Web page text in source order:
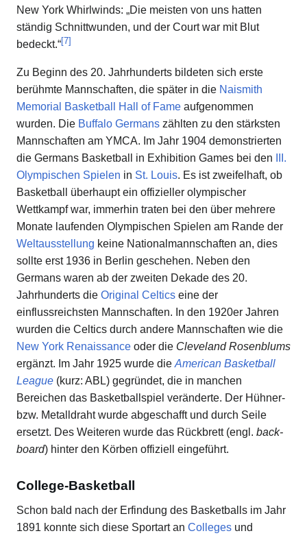
New York Whirlwinds: „Die meisten von uns hatten
ständig Schnittwunden, und der Court war mit Blut
bedeckt.“[7]
Zu Beginn des 20. Jahrhunderts bildeten sich erste
berühmte Mannschaften, die später in die Naismith
Memorial Basketball Hall of Fame aufgenommen
wurden. Die Buffalo Germans zählten zu den stärksten
Mannschaften am YMCA. Im Jahr 1904 demonstrierten
die Germans Basketball in Exhibition Games bei den
III.
Olympischen Spielen in St. Louis. Es ist zweifelhaft, ob
Basketball überhaupt ein offizieller olympischer
Wettkampf war, immerhin traten bei den über mehrere
Monate laufenden Olympischen Spielen am Rande der
Weltausstellung keine Nationalmannschaften an, dies
sollte erst 1936 in Berlin geschehen. Neben den
Germans waren ab der zweiten Dekade des 20.
Jahrhunderts die Original Celtics eine der
einflussreichsten Mannschaften. In den 1920er Jahren
wurden die Celtics durch andere Mannschaften wie die
New York Renaissance oder die Cleveland Rosenblums
ergänzt. Im Jahr 1925 wurde die American Basketball
League (kurz: ABL) gegründet, die in manchen
Bereichen das Basketballspiel veränderte. Der Hühner-
bzw. Metalldraht wurde abgeschafft und durch Seile
ersetzt. Des Weiteren wurde das Rückbrett (engl. back-
board) hinter den Körben offiziell eingeführt.
College-Basketball
Schon bald nach der Erfindung des Basketballs im Jahr
1891 konnte sich diese Sportart an Colleges und